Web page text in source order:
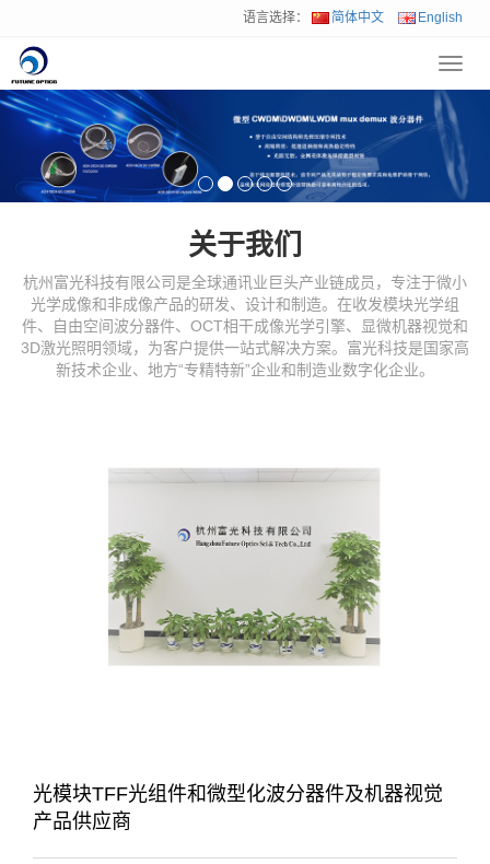
语言选择： 简体中文 English
关于我们
杭州富光科技有限公司是全球通讯业巨头产业链成员，专注于微小
光学成像和非成像产品的研发、设计和制造。在收发模块光学组
件、自由空间波分器件、OCT相干成像光学引擎、显微机器视觉和
3D激光照明领域，为客户提供一站式解决方案。富光科技是国家高
新技术企业、地方“专精特新”企业和制造业数字化企业。
光模块TFF光组件和微型化波分器件及机器视觉
产品供应商